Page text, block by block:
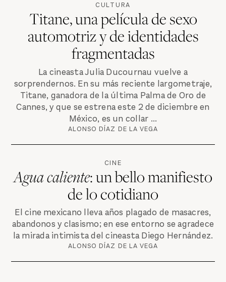
CULTURA
Titane, una película de sexo
automotriz y de identidades
fragmentadas
La cineasta Julia Ducournau vuelve a
sorprendernos. En su más reciente largometraje,
Titane, ganadora de la última Palma de Oro de
Cannes, y que se estrena este 2 de diciembre en
México, es un collar ...
ALONSO DÍAZ DE LA VEGA
CINE
Agua caliente: un bello manifiesto
de lo cotidiano
El cine mexicano lleva años plagado de masacres,
abandonos y clasismo; en ese entorno se agradece
la mirada intimista del cineasta Diego Hernández.
ALONSO DÍAZ DE LA VEGA